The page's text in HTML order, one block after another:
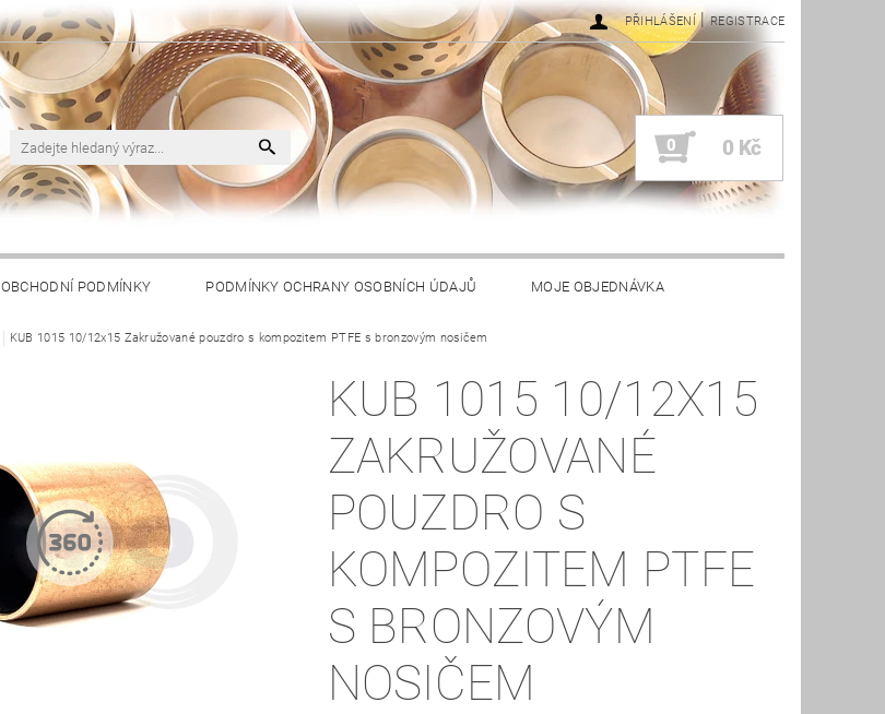
PŘIHLÁŠENÍ | REGISTRACE
0 0 Kč
OBCHODNÍ PODMÍNKY PODMÍNKY OCHRANY OSOBNÍCH ÚDAJŮ MOJE OBJEDNÁVKA
KUB 1015 10/12x15 Zakružované pouzdro s kompozitem PTFE s bronzovým nosičem
KUB 1015 10/12X15
ZAKRUŽOVANÉ
POUZDRO S
KOMPOZITEM PTFE
S BRONZOVÝM
NOSIČEM